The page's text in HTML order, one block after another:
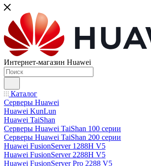
Интернет-магазин Huawei
Каталог
Серверы Huawei
Huawei KunLun
Huawei TaiShan
Серверы Huawei TaiShan 100 серии
Серверы Huawei TaiShan 200 серии
Huawei FusionServer 1288H V5
Huawei FusionServer 2288H V5
Huawei FusionServer Pro 2288 V5